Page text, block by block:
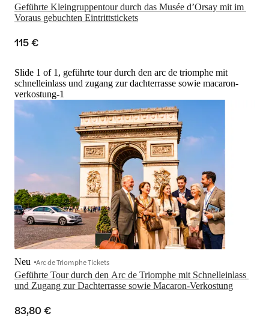
Geführte Kleingruppentour durch das Musée d’Orsay mit im
Voraus gebuchten Eintrittstickets
115 €
Slide 1 of 1, geführte tour durch den arc de triomphe mit
schnelleinlass und zugang zur dachterrasse sowie macaron-
verkostung-1
Geführte Tour durch den Arc de Triomphe mit Schnelleinlass
und Zugang zur Dachterrasse sowie Macaron-Verkostung
Neu Arc de Triomphe Tickets
83,80 €